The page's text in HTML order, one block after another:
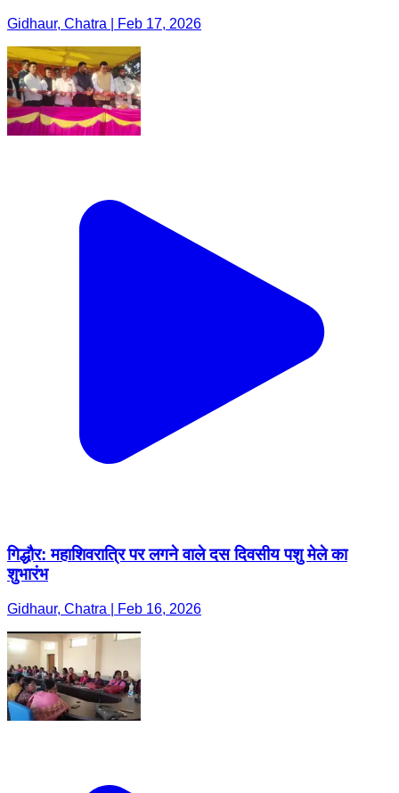
Gidhaur, Chatra | Feb 17, 2026
गिद्धौर: महाशिवरात्रि पर लगने वाले दस दिवसीय पशु मेले का
शुभारंभ
Gidhaur, Chatra | Feb 16, 2026